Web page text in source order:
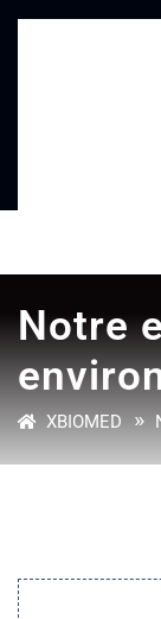
Notre
XBIOMED»